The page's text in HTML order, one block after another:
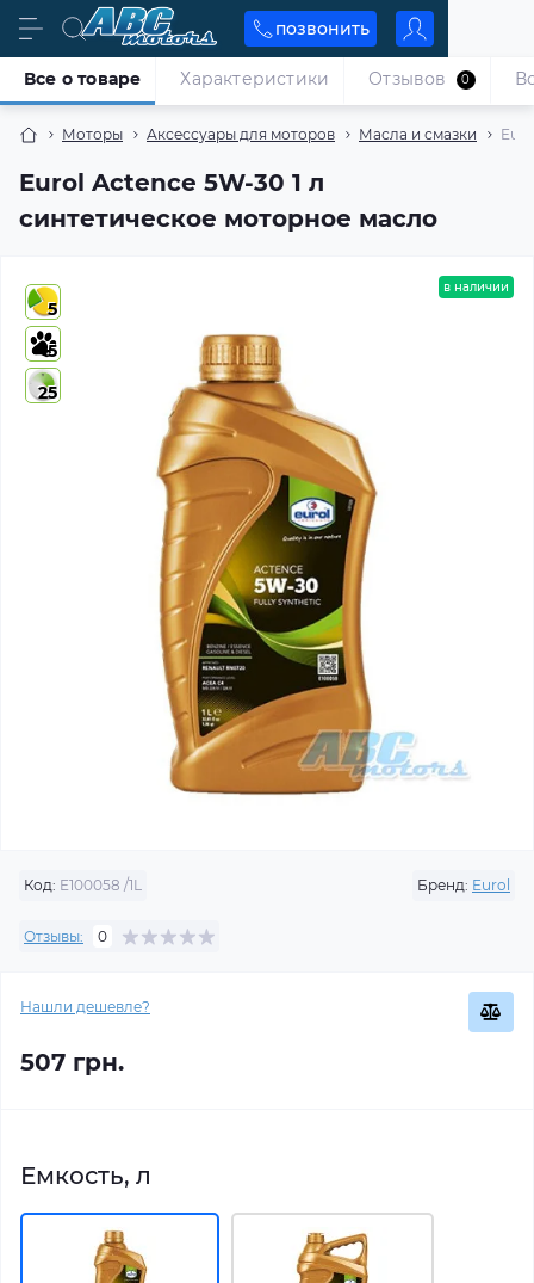
позвонить
Моторы Аксессуары для моторов Масла и смазки
Eurol Actence 5W-30 1 л
синтетическое моторное масло
Все о товаре Характеристики Отзывов 0
5
5
25
в наличии
Код: E100058 /1L Бренд: Eurol
Отзывы: 0
Нашли дешевле?
507 грн.
Емкость, л